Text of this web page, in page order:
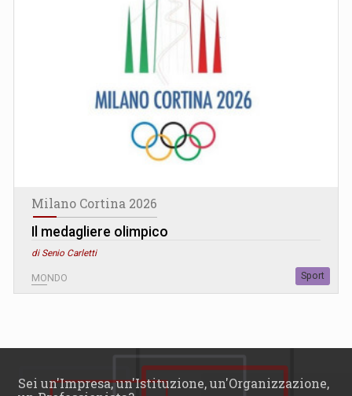
Milano Cortina 2026
Il medagliere olimpico
di Senio Carletti
MONDO Sport
Sei un'Impresa, un'Istituzione, un'Organizzazione,